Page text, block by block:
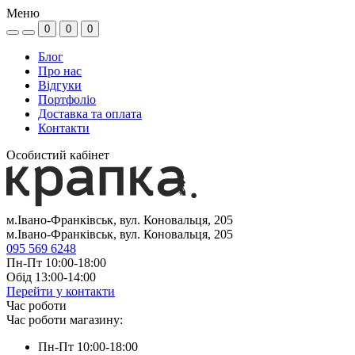
Меню
0 0 0
Блог
Про нас
Відгуки
Портфоліо
Доставка та оплата
Контакти
Особистий кабінет
м.Івано-Франківськ, вул. Коновальця, 205
м.Івано-Франківськ, вул. Коновальця, 205
095 569 6248
Пн-Пт 10:00-18:00
Обід 13:00-14:00
Перейти у контакти
Час роботи
Час роботи магазину:
Пн-Пт 10:00-18:00